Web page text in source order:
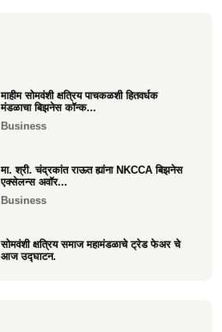
श्री. अजूभाई यशवंत ठाकूर ह्यांची मा.श्री.उद्धव
बाळासाहेब ठा...
Politics
माहीम सोमवंशी क्षत्रिय पाचकळशी हितवर्धक
मंडळाचा बिझनेस कॉन्क...
Business
मा. श्री. चंद्रकांत राऊत ह्यांना NKCCA बिझनेस
एक्सेलन्स अवॉर...
Business
सोमवंशी क्षत्रिय समाज महामंडळाचे ट्रेड फेअर चे
आज उद्घाटन.